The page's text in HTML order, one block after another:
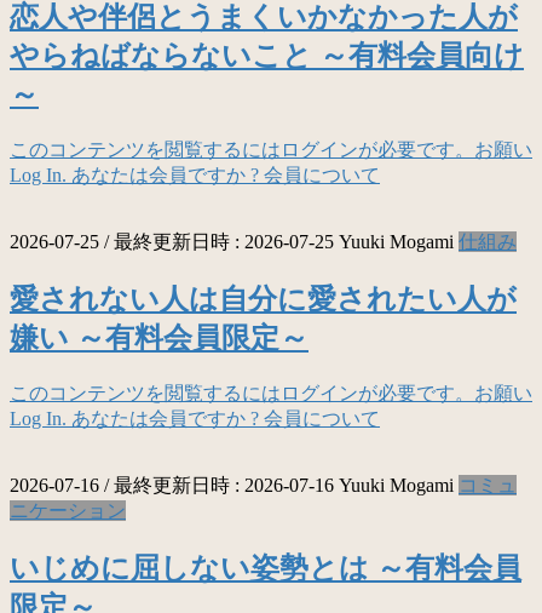
恋人や伴侶とうまくいかなかった人が
やらねばならないこと ～有料会員向け
～
このコンテンツを閲覧するにはログインが必要です。お願い
Log In. あなたは会員ですか ? 会員について
2026-07-25 / 最終更新日時 : 2026-07-25 Yuuki Mogami 仕組み
愛されない人は自分に愛されたい人が
嫌い ～有料会員限定～
このコンテンツを閲覧するにはログインが必要です。お願い
Log In. あなたは会員ですか ? 会員について
2026-07-16 / 最終更新日時 : 2026-07-16 Yuuki Mogami コミュ
ニケーション
いじめに屈しない姿勢とは ～有料会員